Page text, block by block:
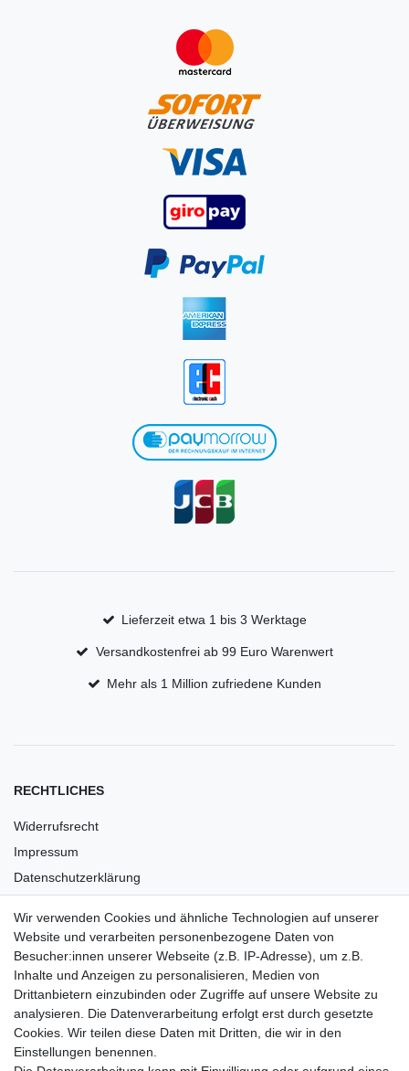
Lieferzeit etwa 1 bis 3 Werktage
Versandkostenfrei ab 99 Euro Warenwert
Mehr als 1 Million zufriedene Kunden
RECHTLICHES
Widerrufsrecht
Impressum
Datenschutzerklärung
Barrierefreiheit
Anleitungen
Vertrag widerrufen
PARTNER
Wir verwenden Cookies und ähnliche Technologien auf unserer
Website und verarbeiten personenbezogene Daten von
Besucher:innen unserer Webseite (z.B. IP-Adresse), um z.B.
Inhalte und Anzeigen zu personalisieren, Medien von
Drittanbietern einzubinden oder Zugriffe auf unsere Website zu
analysieren. Die Datenverarbeitung erfolgt erst durch gesetzte
Cookies. Wir teilen diese Daten mit Dritten, die wir in den
Einstellungen benennen.